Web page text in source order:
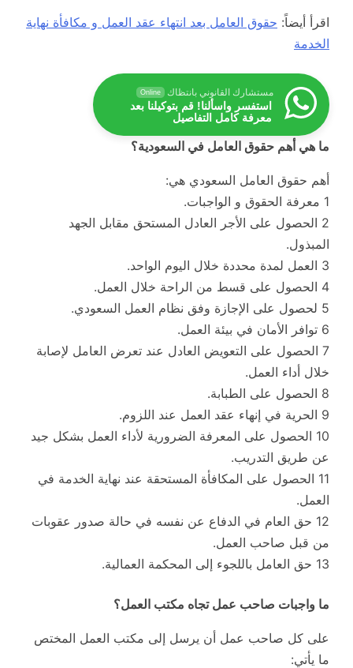
اقرأ أيضاً: حقوق العامل بعد انتهاء عقد العمل و مكافأة نهاية
الخدمة
مستشارك القانوني بانتظاك Online
استفسر واسألنا! قم بتوكيلنا بعد
معرفة كامل التفاصيل
ما هي أهم حقوق العامل في السعودية؟
أهم حقوق العامل السعودي هي:
1 معرفة الحقوق و الواجبات.
2 الحصول على الأجر العادل المستحق مقابل الجهد
المبذول.
3 العمل لمدة محددة خلال اليوم الواحد.
4 الحصول على قسط من الراحة خلال العمل.
5 لحصول على الإجازة وفق نظام العمل السعودي.
6 توافر الأمان في بيئة العمل.
7 الحصول على التعويض العادل عند تعرض العامل لإصابة
خلال أداء العمل.
8 الحصول على الطبابة.
9 الحرية في إنهاء عقد العمل عند اللزوم.
10 الحصول على المعرفة الضرورية لأداء العمل بشكل جيد
عن طريق التدريب.
11 الحصول على المكافأة المستحقة عند نهاية الخدمة في
العمل.
12 حق العام في الدفاع عن نفسه في حالة صدور عقوبات
من قبل صاحب العمل.
13 حق العامل باللجوء إلى المحكمة العمالية.
ما واجبات صاحب عمل تجاه مكتب العمل؟
على كل صاحب عمل أن يرسل إلى مكتب العمل المختص
ما يأتي: